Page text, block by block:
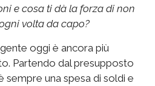
e cosa ti dà la forza di non
volta da capo?
oggi è ancora più
Partendo dal presupposto
sempre una spesa di soldi e